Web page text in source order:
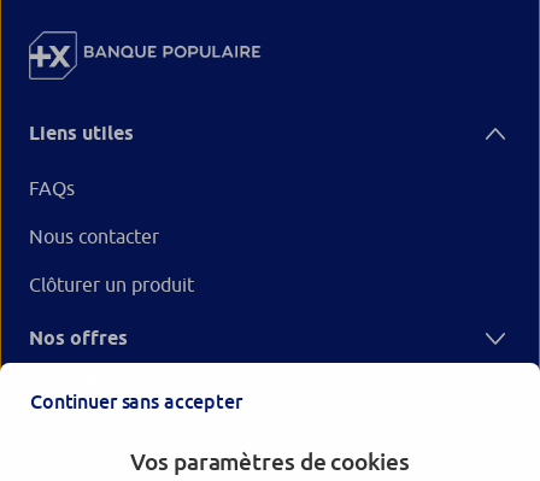
Liens utiles
FAQs
Nous contacter
Clôturer un produit
Nos offres
Continuer sans accepter
Vos paramètres de cookies